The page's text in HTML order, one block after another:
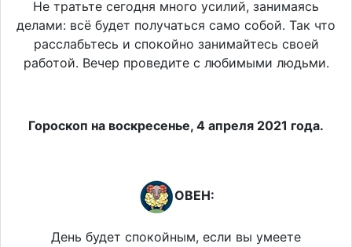
Не тратьте сегодня много усилий, занимаясь
делами: всё будет получаться само собой. Так что
расслабьтесь и спокойно занимайтесь своей
работой. Вечер проведите с любимыми людьми.
Гороскоп на воскресенье, 4 апреля 2021 года.
ОВЕН:
День будет спокойным, если вы умеете